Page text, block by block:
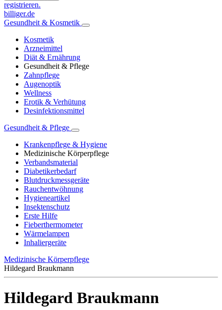
registrieren.
billiger.de
Gesundheit & Kosmetik
Kosmetik
Arzneimittel
Diät & Ernährung
Gesundheit & Pflege
Zahnpflege
Augenoptik
Wellness
Erotik & Verhütung
Desinfektionsmittel
Gesundheit & Pflege
Krankenpflege & Hygiene
Medizinische Körperpflege
Verbandsmaterial
Diabetikerbedarf
Blutdruckmessgeräte
Rauchentwöhnung
Hygieneartikel
Insektenschutz
Erste Hilfe
Fieberthermometer
Wärmelampen
Inhaliergeräte
Medizinische Körperpflege
Hildegard Braukmann
Hildegard Braukmann